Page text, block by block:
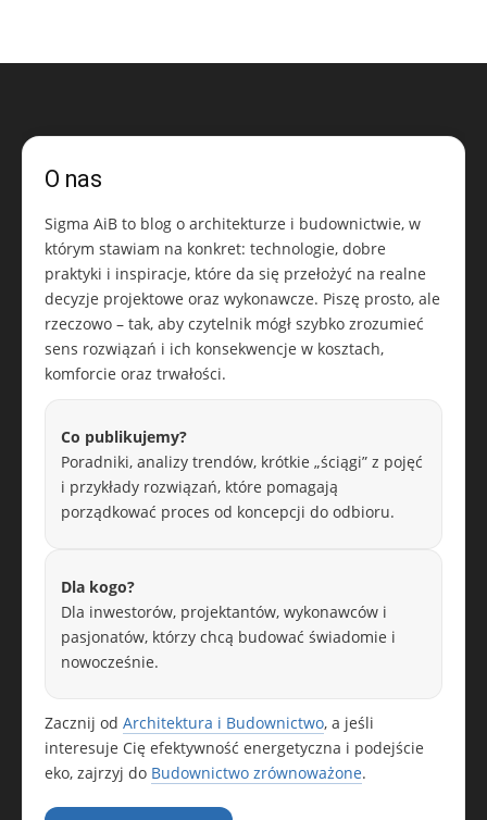
O nas
Sigma AiB to blog o architekturze i budownictwie, w
którym stawiam na konkret: technologie, dobre
praktyki i inspiracje, które da się przełożyć na realne
decyzje projektowe oraz wykonawcze. Piszę prosto, ale
rzeczowo – tak, aby czytelnik mógł szybko zrozumieć
sens rozwiązań i ich konsekwencje w kosztach,
komforcie oraz trwałości.
Co publikujemy?
Poradniki, analizy trendów, krótkie „ściągi” z pojęć
i przykłady rozwiązań, które pomagają
porządkować proces od koncepcji do odbioru.
Dla kogo?
Dla inwestorów, projektantów, wykonawców i
pasjonatów, którzy chcą budować świadomie i
nowocześnie.
Zacznij od Architektura i Budownictwo, a jeśli
interesuje Cię efektywność energetyczna i podejście
eko, zajrzyj do Budownictwo zrównoważone.